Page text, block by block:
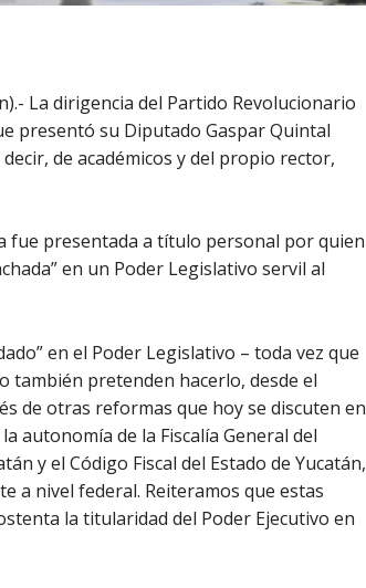
La dirigencia del Partido Revolucionario
presentó su Diputado Gaspar Quintal
de académicos y del propio rector,
fue presentada a título personal por quien
en un Poder Legislativo servil al
en el Poder Legislativo – toda vez que
también pretenden hacerlo, desde el
de otras reformas que hoy se discuten en
autonomía de la Fiscalía General del
y el Código Fiscal del Estado de Yucatán,
a nivel federal. Reiteramos que estas
la titularidad del Poder Ejecutivo en